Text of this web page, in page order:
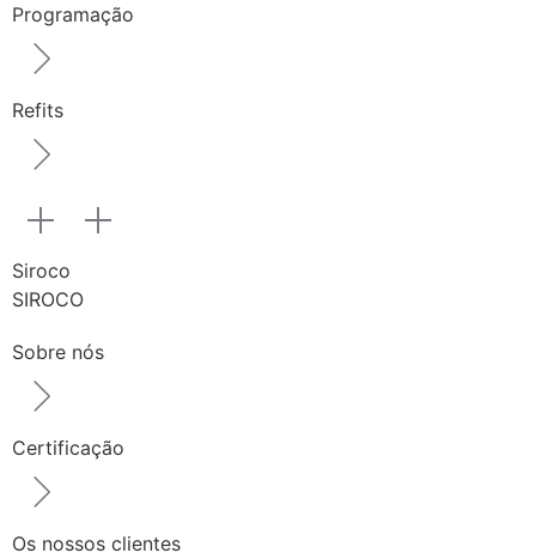
Programação
Refits
Siroco
SIROCO
Sobre nós
Certificação
Os nossos clientes